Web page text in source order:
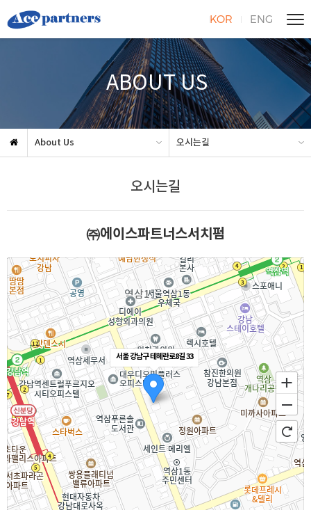
KOR ENG
ABOUT US
About Us 오시는길
오시는길
㈜에이스파트너스서치펌
서울 강남구 테헤란로8길 33